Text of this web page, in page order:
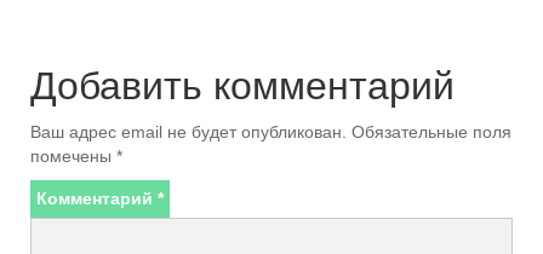
Добавить комментарий
Ваш адрес email не будет опубликован. Обязательные поля
помечены *
Комментарий *